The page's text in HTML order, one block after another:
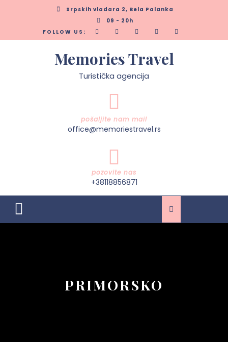
Srpskih vladara 2, Bela Palanka
09 - 20h
FOLLOW US:
Memories Travel
Turistička agencija
pošaljite nam mail
office@memoriestravel.rs
pozovite nas
+38118856871
Open
PRIMORSKO